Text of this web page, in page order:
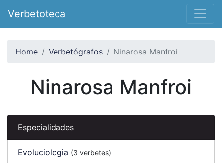
Verbetoteca
Home Verbetógrafos Ninarosa Manfroi
Ninarosa Manfroi
Especialidades
Evoluciologia (3 verbetes)